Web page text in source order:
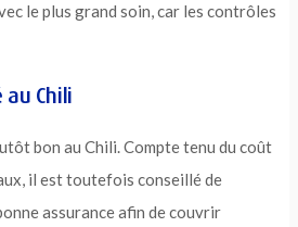
le plus grand soin, car les contrôles
au Chili
bon au Chili. Compte tenu du coût
il est toutefois conseillé de
assurance afin de couvrir